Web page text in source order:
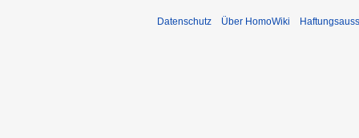
Datenschutz Über HomoWiki